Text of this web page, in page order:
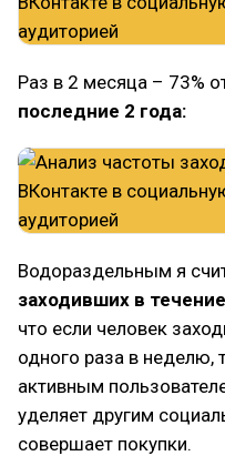
Раз в 2 месяца – 73%
последние 2 года:
Водораздельным я
заходивших в
что если человек
одного раза в неделю,
активным
уделяет другим
совершает покупки.